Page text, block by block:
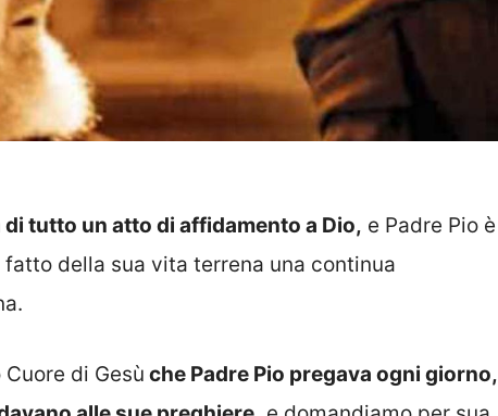
di tutto un atto di affidamento a Dio, e Padre Pio è
della sua vita terrena una continua
di Gesù che Padre Pio pregava ogni giorno,